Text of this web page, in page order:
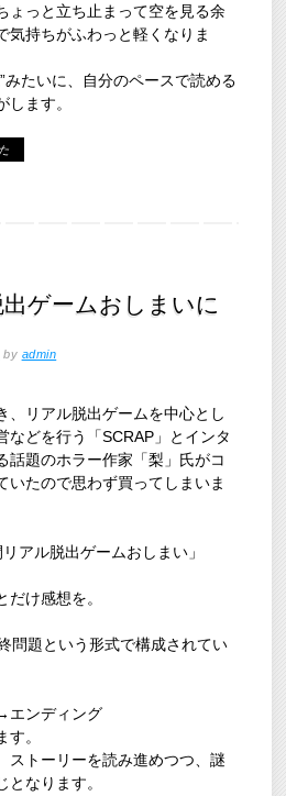
ょっと立ち止まって空を見る余
気持ちがふわっと軽くなりま
みたいに、自分のペースで読める
します。
ゲームおしまいに
by admin
、リアル脱出ゲームを中心とし
などを行う「SCRAP」とインタ
話題のホラー作家「梨」氏がコ
いたので思わず買ってしまいま
アル脱出ゲームおしまい」
だけ感想を。
問題という形式で構成されてい
エンディング
す。
ストーリーを読み進めつつ、謎
となります。